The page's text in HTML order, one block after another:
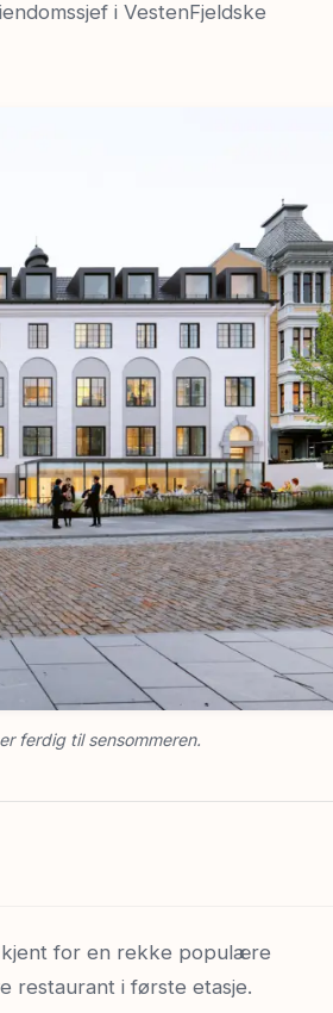
i VestenFjeldske
ferdig til sensommeren.
kjent for en rekke populære
restaurant i første etasje.